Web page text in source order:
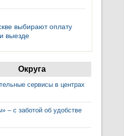
выбирают оплату
выезде
Округа
сервисы в центрах
– с заботой об удобстве